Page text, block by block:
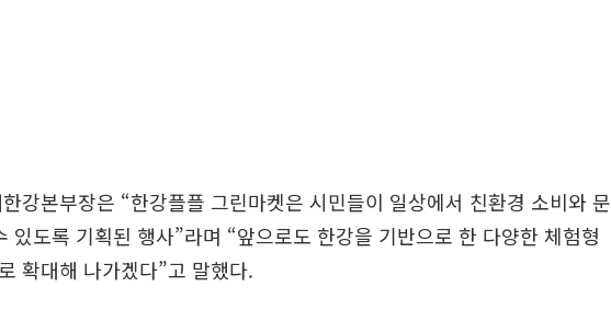
강본부장은 “한강플플 그린마켓은 시민들이 일상에서 친환경 소비와 문
있도록 기획된 행사”라며 “앞으로도 한강을 기반으로 한 다양한 체험형
확대해 나가겠다”고 말했다.